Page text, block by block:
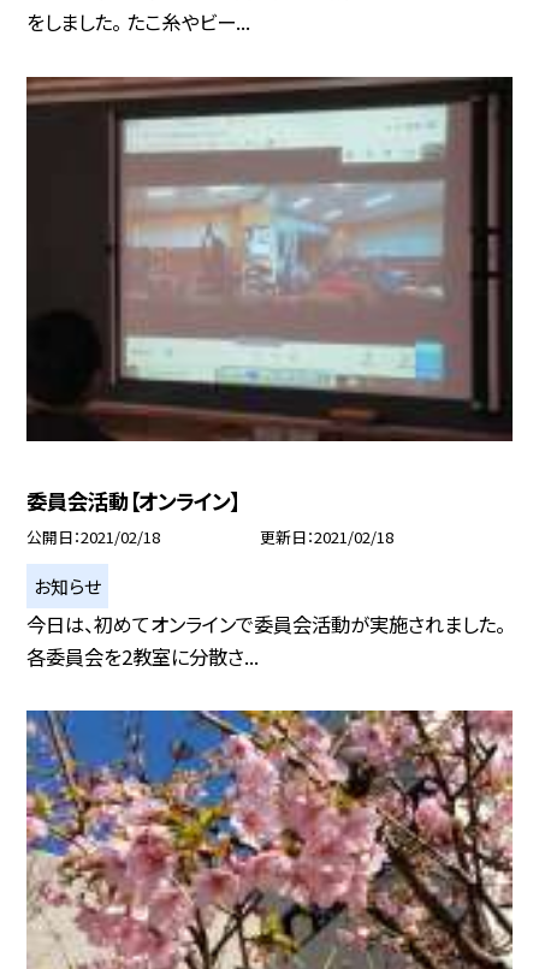
をしました。 たこ糸やビー...
委員会活動【オンライン】
公開日 2021/02/18 更新日 2021/02/18
お知らせ
今日は、初めてオンラインで委員会活動が実施されました。
各委員会を2教室に分散さ...